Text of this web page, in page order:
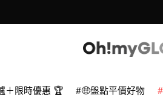
＋限時優惠 🏆 🤑盤點平價好物